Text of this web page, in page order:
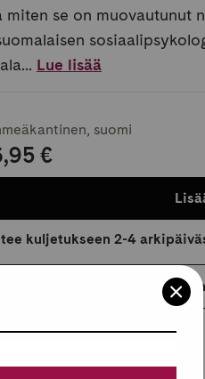
miten se on muovautunut
Lue lisää
suomi
€
kuljetukseen 2-4
Varaa